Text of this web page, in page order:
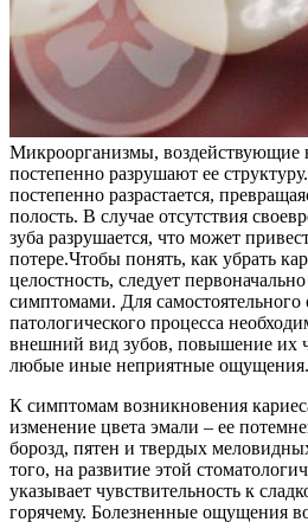
Микроорганизмы, воздействующие
постепенно разрушают ее
постепенно разрастается,
полость. В случае отсутствия
зуба разрушается, что может
потере.Чтобы понять, как убрать
целостность, следует
симптомами. Для самостоятельного
патологического процесса
внешний вид зубов, повышение их
любые иные неприятные ощущения.
К симптомам возникновения
изменение цвета эмали – ее
борозд, пятен и твердых
того, на развитие этой
указывает чувствительность к
горячему. Болезненные ощущения